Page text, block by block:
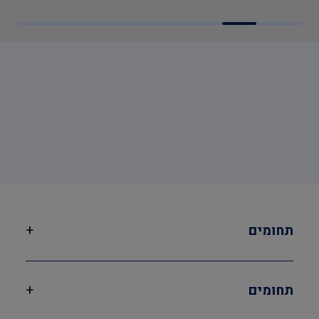
הכנה ותרגול צוותי חירום מפעליים ,
תחומים +
תחומים +